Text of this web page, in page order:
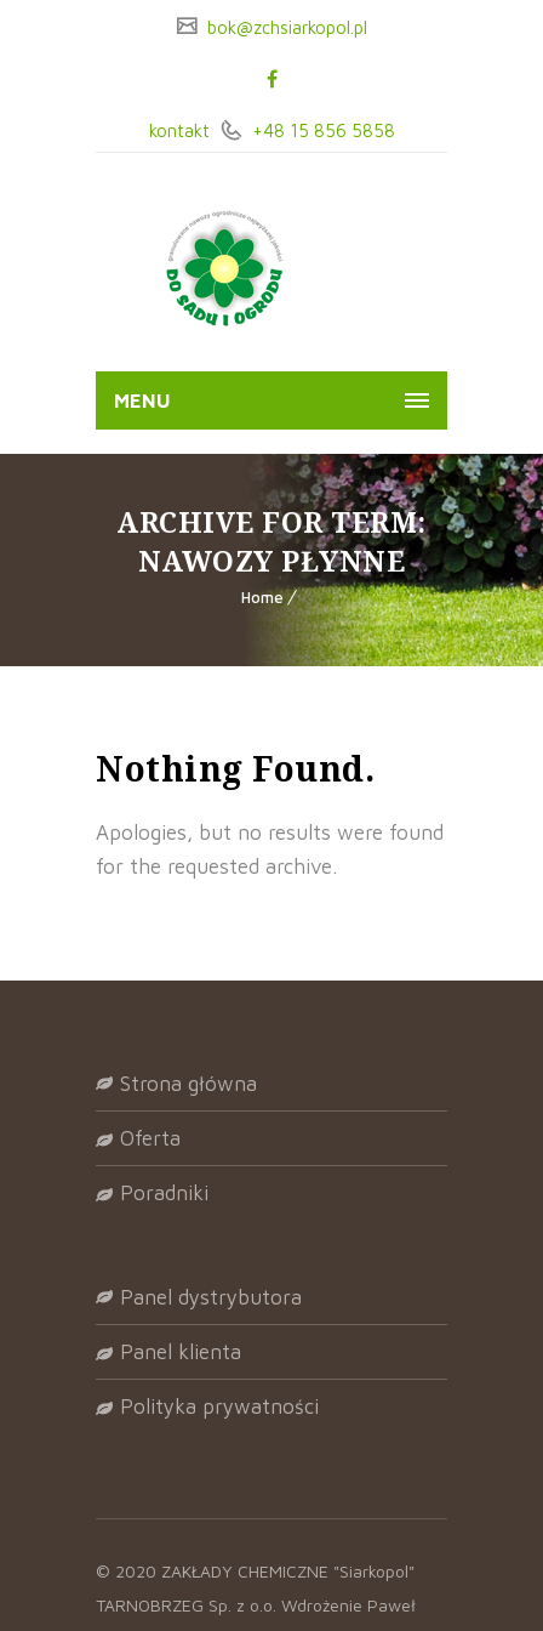
bok@zchsiarkopol.pl
kontakt +48 15 856 5858
MENU
ARCHIVE FOR TERM:
NAWOZY PŁYNNE
Home
Nothing Found.
Apologies, but no results were found
for the requested archive.
strona główna
oferta
poradniki
panel dystrybutora
panel klienta
polityka prywatności
© 2020 ZAKŁADY CHEMICZNE "Siarkopol"
TARNOBRZEG Sp. z o.o. Wdrożenie Paweł